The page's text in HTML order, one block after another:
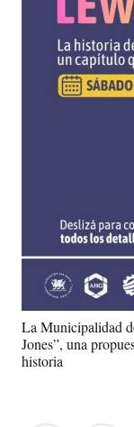
La Municipalidad
Jones”, una
historia